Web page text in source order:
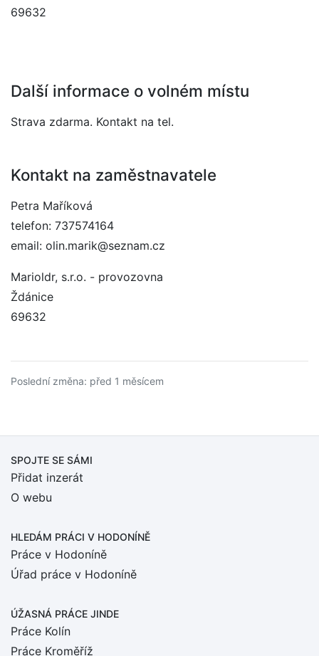
69632
Další informace o volném místu
Strava zdarma. Kontakt na tel.
Kontakt na zaměstnavatele
Petra Maříková
telefon: 737574164
email: olin.marik@seznam.cz
Marioldr, s.r.o. - provozovna
Ždánice
69632
Poslední změna: před 1 měsícem
SPOJTE SE SÁMI
Přidat inzerát
O webu
HLEDÁM PRÁCI V HODONÍNĚ
Práce v Hodoníně
Úřad práce v Hodoníně
ÚŽASNÁ PRÁCE JINDE
Práce Kolín
Práce Kroměříž